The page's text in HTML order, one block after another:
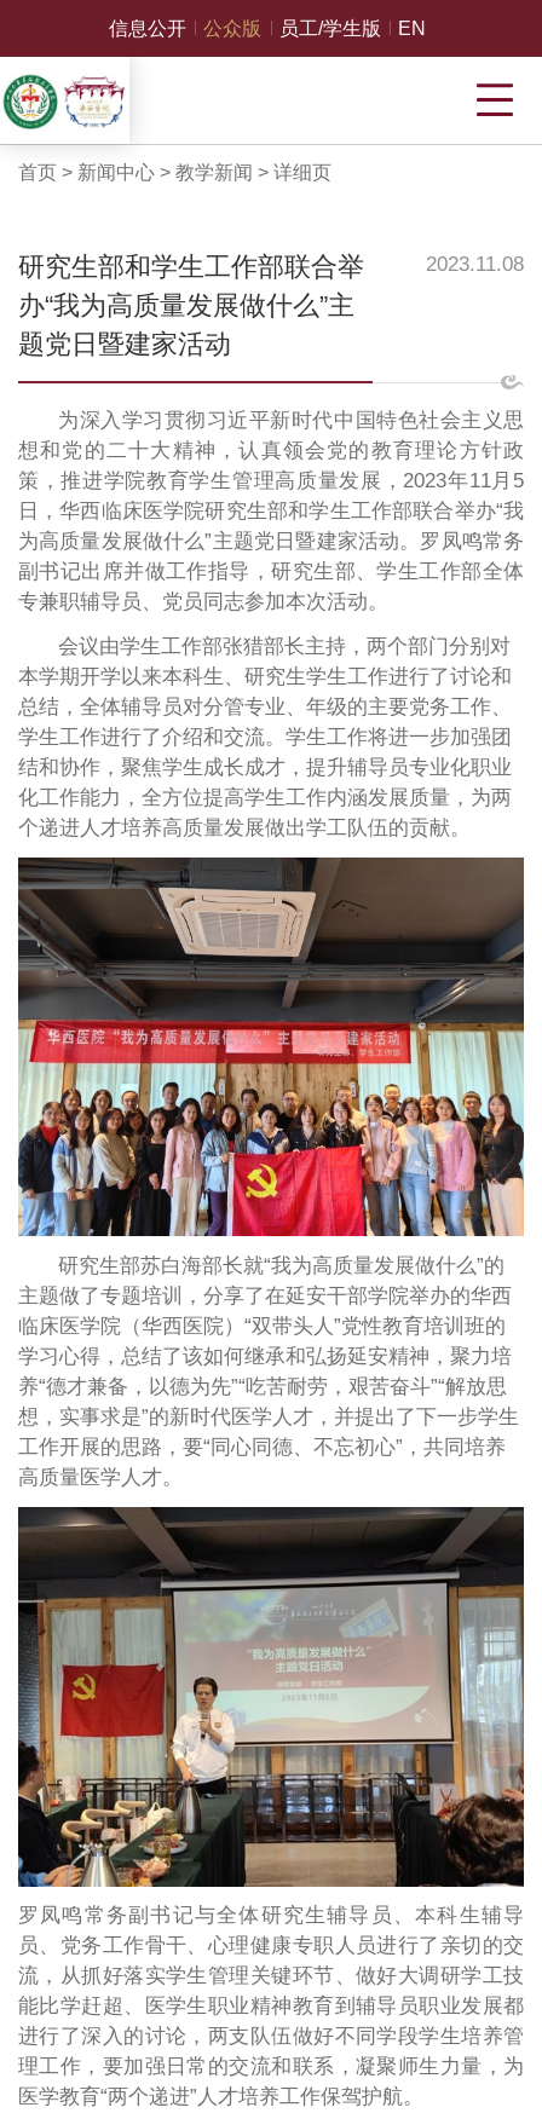
信息公开 公众版 员工/学生版 EN
首页 > 新闻中心> 教学新闻 > 详细页
研究生部和学生工作部联合举
办“我为高质量发展做什么”主
题党日暨建家活动
2023.11.08
为深入学习贯彻习近平新时代中国特色社会主义思
想和党的二十大精神，认真领会党的教育理论方针政
策，推进学院教育学生管理高质量发展，2023年11月5
日，华西临床医学院研究生部和学生工作部联合举办“我
为高质量发展做什么”主题党日暨建家活动。罗凤鸣常务
副书记出席并做工作指导，研究生部、学生工作部全体
专兼职辅导员、党员同志参加本次活动。
会议由学生工作部张猎部长主持，两个部门分别对
本学期开学以来本科生、研究生学生工作进行了讨论和
总结，全体辅导员对分管专业、年级的主要党务工作、
学生工作进行了介绍和交流。学生工作将进一步加强团
结和协作，聚焦学生成长成才，提升辅导员专业化职业
化工作能力，全方位提高学生工作内涵发展质量，为两
个递进人才培养高质量发展做出学工队伍的贡献。
研究生部苏白海部长就“我为高质量发展做什么”的
主题做了专题培训，分享了在延安干部学院举办的华西
临床医学院（华西医院）“双带头人”党性教育培训班的
学习心得，总结了该如何继承和弘扬延安精神，聚力培
养“德才兼备，以德为先”“吃苦耐劳，艰苦奋斗”“解放思
想，实事求是”的新时代医学人才，并提出了下一步学生
工作开展的思路，要“同心同德、不忘初心”，共同培养
高质量医学人才。
罗凤鸣常务副书记与全体研究生辅导员、本科生辅导
员、党务工作骨干、心理健康专职人员进行了亲切的交
流，从抓好落实学生管理关键环节、做好大调研学工技
能比学赶超、医学生职业精神教育到辅导员职业发展都
进行了深入的讨论，两支队伍做好不同学段学生培养管
理工作，要加强日常的交流和联系，凝聚师生力量，为
医学教育“两个递进”人才培养工作保驾护航。